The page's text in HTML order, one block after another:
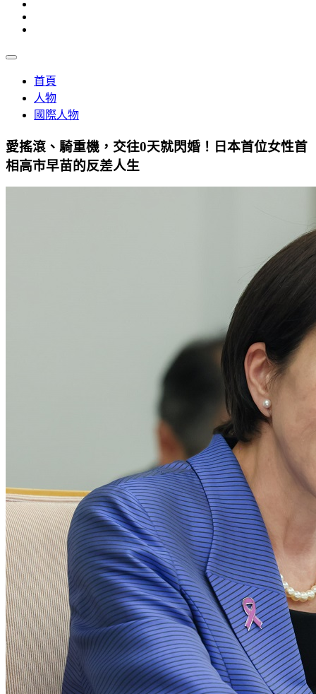
首頁
人物
國際人物
愛搖滾、騎重機，交往0天就閃婚！日本首位女性首
相高市早苗的反差人生